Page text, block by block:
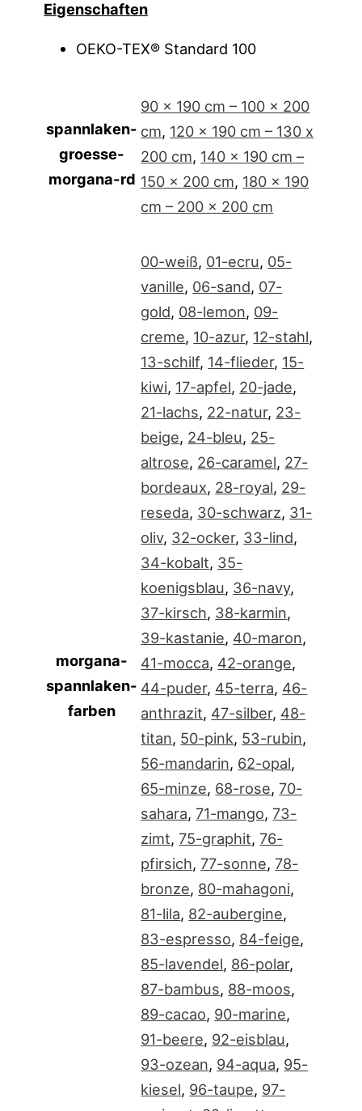
Eigenschaften
OEKO-TEX® Standard 100
spannlaken-
groesse-
morgana-rd
90 x 190 cm – 100 x 200
cm, 120 x 190 cm – 130 x
200 cm, 140 x 190 cm –
150 x 200 cm, 180 x 190
cm – 200 x 200 cm
morgana-
spannlaken-
farben
00-weiß, 01-ecru, 05-
vanille, 06-sand, 07-
gold, 08-lemon, 09-
creme, 10-azur, 12-stahl,
13-schilf, 14-flieder, 15-
kiwi, 17-apfel, 20-jade,
21-lachs, 22-natur, 23-
beige, 24-bleu, 25-
altrose, 26-caramel, 27-
bordeaux, 28-royal, 29-
reseda, 30-schwarz, 31-
oliv, 32-ocker, 33-lind,
34-kobalt, 35-
koenigsblau, 36-navy,
37-kirsch, 38-karmin,
39-kastanie, 40-maron,
41-mocca, 42-orange,
44-puder, 45-terra, 46-
anthrazit, 47-silber, 48-
titan, 50-pink, 53-rubin,
56-mandarin, 62-opal,
65-minze, 68-rose,70-
sahara,71-mango,73-
zimt,75-graphit,76-
pfirsich,77-sonne,78-
bronze, 80-mahagoni,
81-lila, 82-aubergine,
83-espresso, 84-feige,
85-lavendel, 86-polar,
87-bambus, 88-moos,
89-cacao, 90-marine,
91-beere, 92-eisblau,
93-ozean, 94-aqua, 95-
kiesel, 96-taupe, 97-